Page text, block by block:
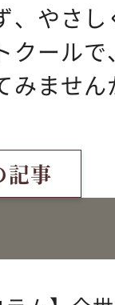
、やさ
クール
みません
記事